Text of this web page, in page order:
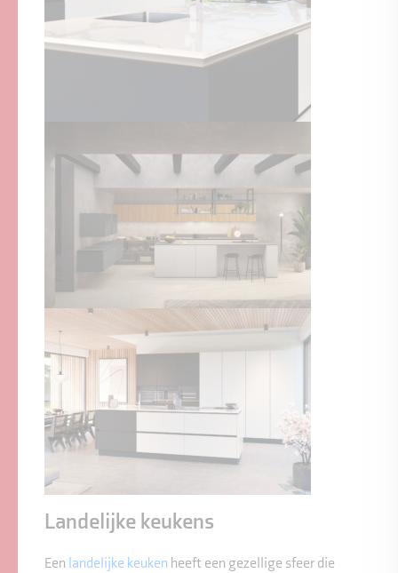
Landelijke keukens
Een landelijke keuken heeft een gezellige sfeer die